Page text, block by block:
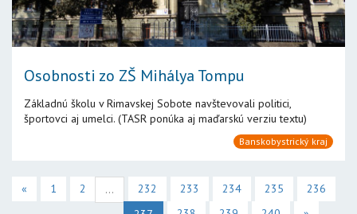
Osobnosti zo ZŠ Mihálya Tompu
Základnú školu v Rimavskej Sobote navštevovali politici,
športovci aj umelci. (TASR ponúka aj maďarskú verziu textu)
Banskobystrický kraj
« 1 2 ... 232 233 234 235
236